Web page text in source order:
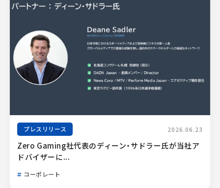
プレスリリース 2026.06.23
Zero Gaming社代表のディーン・サドラー氏が当社ア
ドバイザーに...
コーポレート